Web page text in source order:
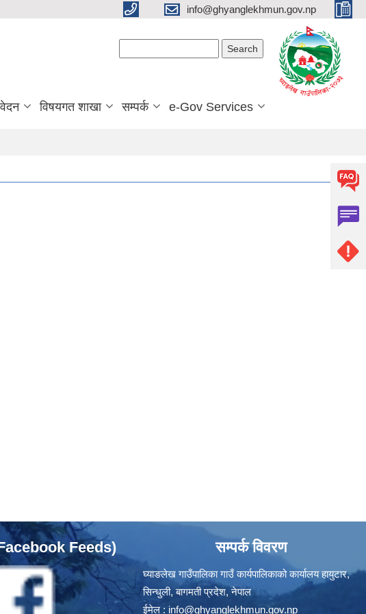
info@ghyanglekhmun.gov.np
विषयगत शाखा सम्पर्क e-Gov Services
Feeds) सम्पर्क विवरण
घ्याङलेख गाउँपालिका गाउँ कार्यपालिकाको कार्यालय हायुटार,
सिन्धुली, बागमती प्रदेश, नेपाल
ईमेल : info@ghyanglekhmun.gov.np